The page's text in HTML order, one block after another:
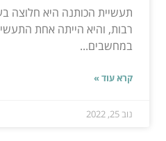
תעשיית הכותנה היא חלוצה
רבות, והיא הייתה אחת
במחשבים...
קרא עוד »
נוב 25, 2022